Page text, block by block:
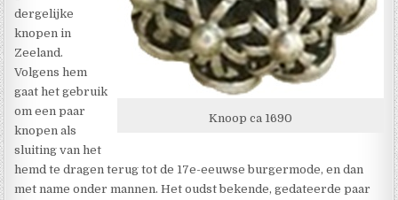
Knoop ca 1690
dergelijke
knopen in
Zeeland.
Volgens hem
gaat het gebruik
om een paar
knopen als
sluiting van het
hemd te dragen terug tot de 17e-eeuwse burgermode, en dan
met name onder mannen. Het oudst bekende, gedateerde paar